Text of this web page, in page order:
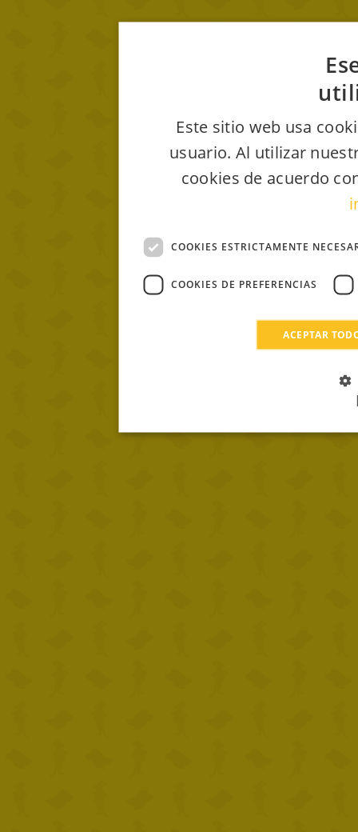
Este sitio web usa
usuario. Al utilizar
cookies de acuerdo
COOKIES ESTRICTAMENTE
COOKIES DE PREFERENCIAS
ACEPTAR